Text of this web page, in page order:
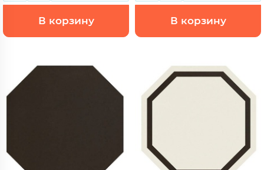
В корзину В корзину